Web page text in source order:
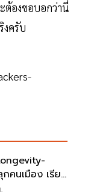
ต้องขอบอกว่านี่
ครับ
คนเมือง เรียก